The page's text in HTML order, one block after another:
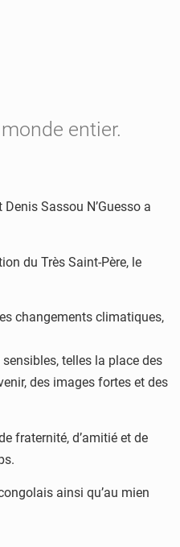
entier.
Sassou N’Guesso a
du Très Saint-Père, le
changements climatiques,
telles la place des
des images fortes et des
fraternité, d’amitié et de
ainsi qu’au mien